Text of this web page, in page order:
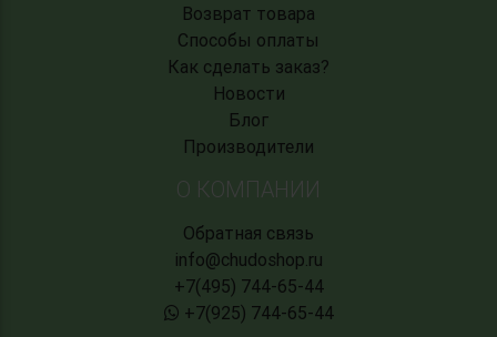
Возврат товара
Способы оплаты
Как сделать заказ?
Новости
Блог
Производители
О КОМПАНИИ
Обратная связь
info@chudoshop.ru
+7(495) 744-65-44
+7(925) 744-65-44